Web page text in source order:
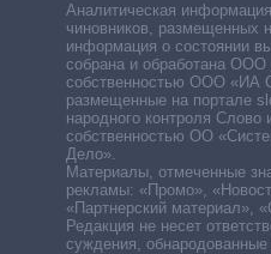
Аналитическая
чиновников, размещенных
информация о состоянии
собрана и обработана ООО
собственностью ООО «ИА
размещенные на портале
народного контроля
собственностью ОО
Дело».
Материалы, отмеченные
рекламы: «Промо»,
«Партнерский материал»,
Редакция не несет
суждения,